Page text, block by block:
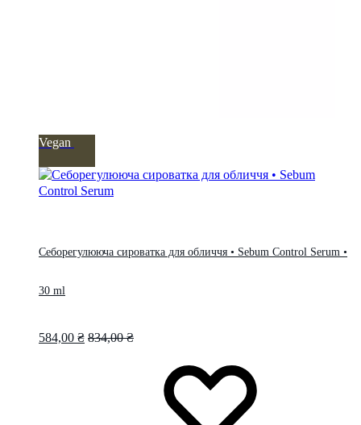
Vegan
Себорегулююча сироватка для обличчя • Sebum Control Serum •
30 ml
584,00 ₴ 834,00₴